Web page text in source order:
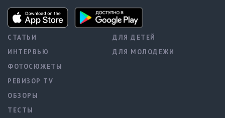
СТАТЬИ
ИНТЕРВЬЮ
ФОТОСЮЖЕТЫ
РЕВИЗОР TV
ОБЗОРЫ
ТЕСТЫ
ДЛЯ ДЕТЕЙ
ДЛЯ МОЛОДЕЖИ